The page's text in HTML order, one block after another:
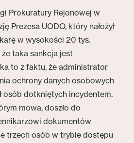
Prokuratury Rejonowej w
Prezesa UODO, który nałożył
w wysokości 20 tys.
że taka sankcja jest
to z faktu, że administrator
ochrony danych osobowych
osób dotkniętych incydentem.
mowa, doszło do
dokumentów
trzech osób w trybie dostępu